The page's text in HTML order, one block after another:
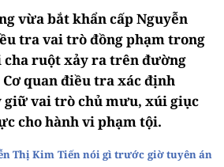
vừa bắt khẩn cấp Nguyễn
tra vai trò đồng phạm trong
cha ruột xảy ra trên đường
quan điều tra xác định
giữ vai trò chủ mưu, xúi giục
cho hành vi phạm tội.
Thị Kim Tiến nói gì trước giờ tuyên án